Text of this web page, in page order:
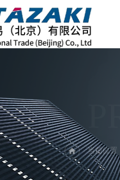
当前位置